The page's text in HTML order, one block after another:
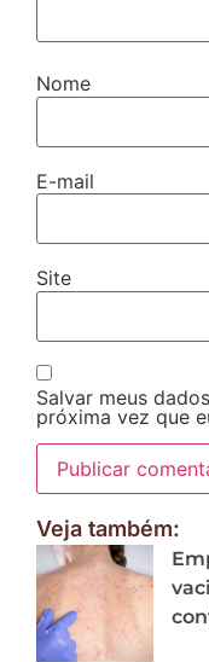
Nome
E-mail
Site
Salvar meus
próxima vez que
Veja também: